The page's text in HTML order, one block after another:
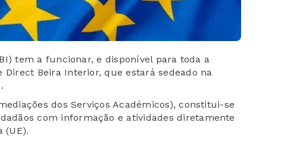
tem a funcionar, e disponível para toda a
Beira Interior, que estará sedeado na
dos Serviços Académicos), constitui-se
com informação e atividades diretamente
(UE).